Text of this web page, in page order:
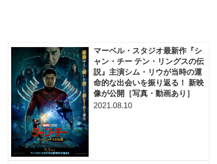
マーベル・スタジオ最新作『シ
ャン・チー テン・リングスの伝
説』主演シム・リウが当時の運
命的な出会いを振り返る！ 新映
像が公開［写真・動画あり］
2021.08.10